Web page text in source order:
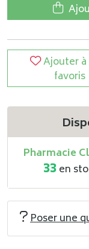
Ajouter
favoris
Pharmacie
33en
Poser une